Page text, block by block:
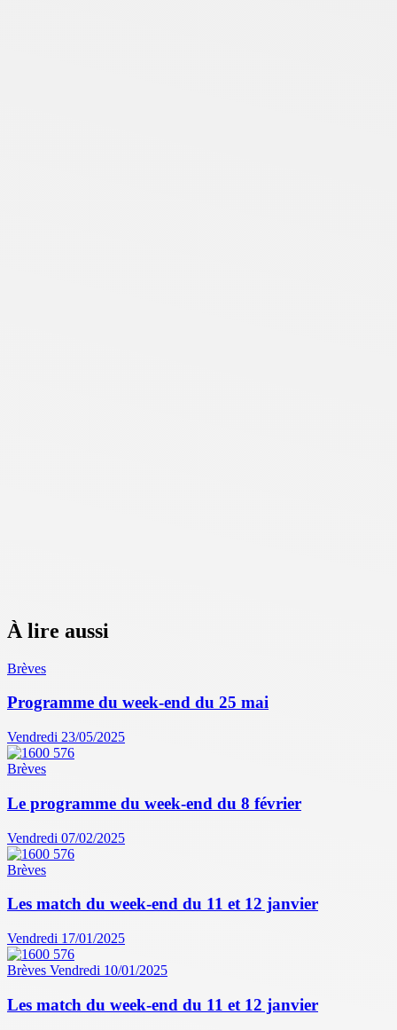
À lire aussi
Brèves
Programme du week-end du 25 mai
Vendredi 23/05/2025
Brèves
Le programme du week-end du 8 février
Vendredi 07/02/2025
Brèves
Les match du week-end du 11 et 12 janvier
Vendredi 17/01/2025
Brèves Vendredi 10/01/2025
Les match du week-end du 11 et 12 janvier